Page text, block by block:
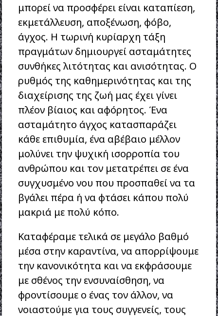
μπορεί να προσφέρει είναι καταπίεση,
εκμετάλλευση, αποξένωση, φόβο,
άγχος. Η τωρινή κυρίαρχη τάξη
πραγμάτων δημιουργεί ασταμάτητες
συνθήκες λιτότητας και ανισότητας. Ο
ρυθμός της καθημερινότητας και της
διαχείρισης της ζωή μας έχει γίνει
πλέον βίαιος και αφόρητος. Ένα
ασταμάτητο άγχος κατασπαράζει
κάθε επιθυμία, ένα αβέβαιο μέλλον
μολύνει την ψυχική ισορροπία του
ανθρώπου και τον μετατρέπει σε ένα
συγχυσμένο νου που προσπαθεί να τα
βγάλει πέρα ή να φτάσει κάπου πολύ
μακριά με πολύ κόπο.
Καταφέραμε τελικά σε μεγάλο βαθμό
μέσα στην καραντίνα, να απορρίψουμε
την κανονικότητα και να εκφράσουμε
με σθένος την ενσυναίσθηση, να
φροντίσουμε ο ένας τον άλλον, να
νοιαστούμε για τους συγγενείς, τους